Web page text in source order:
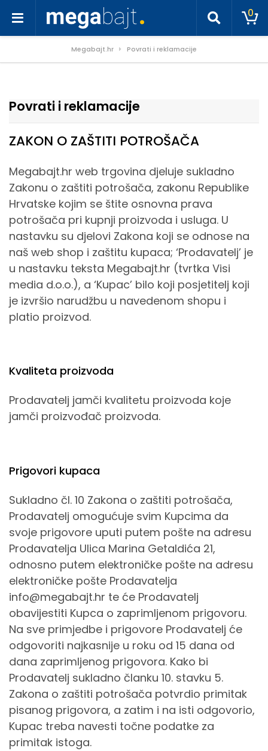
0
Megabajt.hr Povrati i reklamacije
Povrati i reklamacije
ZAKON O ZAŠTITI POTROŠAČA
Megabajt.hr web trgovina djeluje sukladno
Zakonu o zaštiti potrošača, zakonu Republike
Hrvatske kojim se štite osnovna prava
potrošača pri kupnji proizvoda i usluga. U
nastavku su djelovi Zakona koji se odnose na
naš web shop i zaštitu kupaca; ‘Prodavatelj’ je
u nastavku teksta Megabajt.hr (tvrtka Visi
media d.o.o.), a ‘Kupac’ bilo koji posjetitelj koji
je izvršio narudžbu u navedenom shopu i
platio proizvod.
Kvaliteta proizvoda
Prodavatelj jamči kvalitetu proizvoda koje
jamči proizvođač proizvoda.
Prigovori kupaca
Sukladno čl. 10 Zakona o zaštiti potrošača,
Prodavatelj omogućuje svim Kupcima da
svoje prigovore uputi putem pošte na adresu
Prodavatelja Ulica Marina Getaldića 21,
odnosno putem elektroničke pošte na adresu
elektroničke pošte Prodavatelja
info@megabajt.hr te će Prodavatelj
obavijestiti Kupca o zaprimljenom prigovoru.
Na sve primjedbe i prigovore Prodavatelj će
odgovoriti najkasnije u roku od 15 dana od
dana zaprimljenog prigovora. Kako bi
Prodavatelj sukladno članku 10. stavku 5.
Zakona o zaštiti potrošača potvrdio primitak
pisanog prigovora, a zatim i na isti odgovorio,
Kupac treba navesti točne podatke za
primitak istoga.